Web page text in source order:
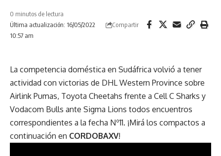
Última actualización: 16/05/2022
10:57 am
0 minutos de lectura
Compartir
La competencia doméstica en Sudáfrica volvió a tener
actividad con victorias de DHL Western Province sobre
Airlink Pumas, Toyota Cheetahs frente a Cell C Sharks y
Vodacom Bulls ante Sigma Lions todos encuentros
correspondientes a la fecha Nº11. ¡Mirá los compactos a
continuación en CORDOBAXV!